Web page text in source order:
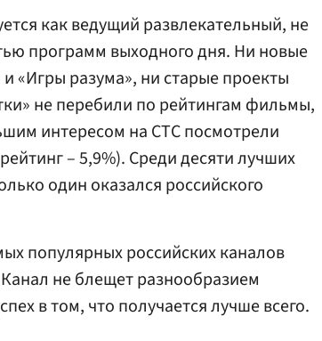
как ведущий развлекательный, не
программ выходного дня. Ни новые
«Игры разума», ни старые проекты
не перебили по рейтингам фильмы,
интересом на СТС посмотрели
– 5,9%). Среди десяти лучших
один оказался российского
популярных российских каналов
не блещет разнообразием
в том, что получается лучше всего.